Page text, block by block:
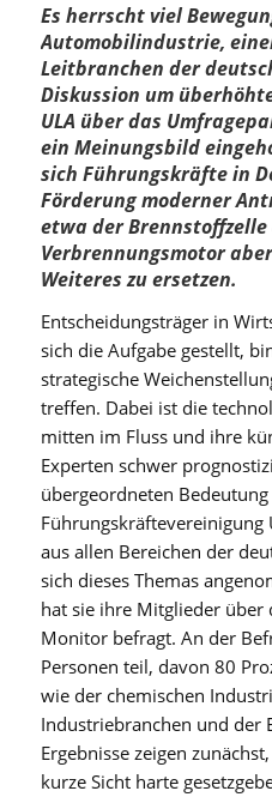
Es herrscht viel
Automobilindustrie,
Leitbranchen der
Diskussion um
ULA über das
ein Meinungsbild
sich Führungskräfte in
Förderung moderner
etwa der
Verbrennungsmotor
Weiteres zu ersetzen.
Entscheidungsträger in
sich die Aufgabe gestellt,
strategische
treffen. Dabei ist die
mitten im Fluss und ihre
Experten schwer
übergeordneten
Führungskräftevereinigung
aus allen Bereichen der
sich dieses Themas
hat sie ihre Mitglieder über
Monitor befragt. An der
Personen teil, davon 80
wie der chemischen
Industriebranchen und der
Ergebnisse zeigen
kurze Sicht harte